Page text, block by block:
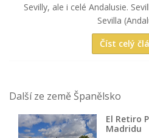
Sevilly, ale i celé Andalusie.
Sevilla
Číst celý
Další ze země Španělsko
El Retiro
Madridu